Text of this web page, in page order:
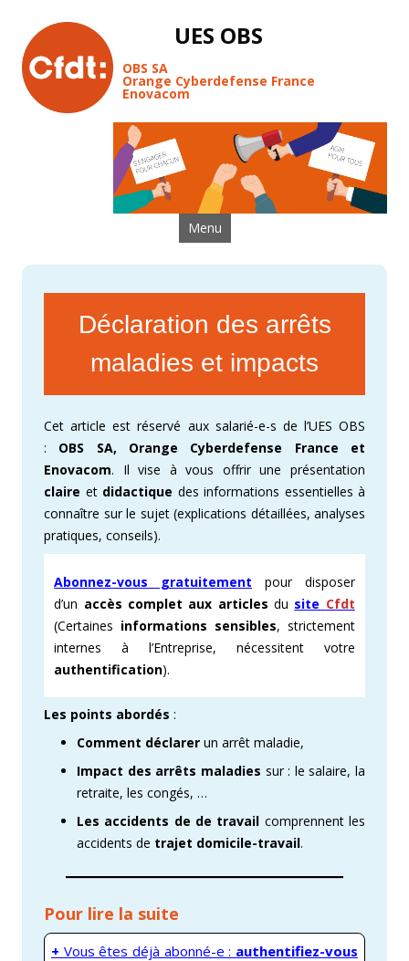
UES OBS
OBS SA
Orange Cyberdefense France
Enovacom
Menu Aller au contenu
Déclaration des arrêts
maladies et impacts
Cet article est réservé aux salarié-e-s de l’UES OBS
: OBS SA, Orange Cyberdefense France et
Enovacom. Il vise à vous offrir une présentation
claire et didactique des informations essentielles à
connaître sur le sujet (explications détaillées, analyses
pratiques, conseils).
Abonnez-vous gratuitement pour disposer
d’un accès complet aux articles du site Cfdt
(Certaines informations sensibles, strictement
internes à l’Entreprise, nécessitent votre
authentification).
Les points abordés :
Comment déclarer un arrêt maladie,
Impact des arrêts maladies sur : le salaire, la
retraite, les congés, …
Les accidents de de travail comprennent les
accidents de trajet domicile-travail.
Pour lire la suite
+ Vous êtes déjà abonné-e : authentifiez-vous